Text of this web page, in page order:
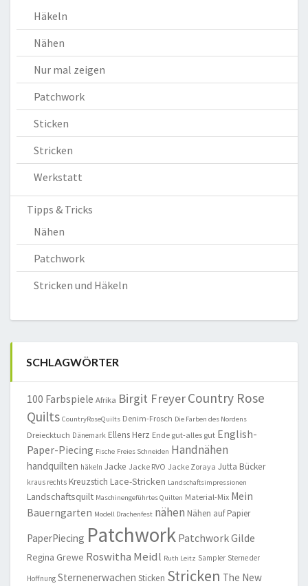
Häkeln
Nähen
Nur mal zeigen
Patchwork
Sticken
Stricken
Werkstatt
Tipps & Tricks
Nähen
Patchwork
Stricken und Häkeln
SCHLAGWÖRTER
100 Farbspiele Afrika Birgit FreyerCountry Rose
Quilts CountryRoseQuilts Denim-Frosch Die Farben des Nordens
Dreiecktuch Dänemark Ellens Herz Ende gut-alles gut English-
Paper-Piecing Fische Freies Schneiden Handnähen
handquilten häkeln Jacke Jacke RVO Jacke Zoraya Jutta Bücker
kraus rechts Kreuzstich Lace-Stricken Landschaftsimpressionen
Landschaftsquilt Maschinengeführtes Quilten Material-Mix Mein
Bauerngarten Modell Drachenfest nähen Nähen auf Papier
PaperPiecing Patchwork Patchwork Gilde
Regina Grewe Roswitha Meidl Ruth Leitz Sampler Sterne der
Hoffnung Sternenerwachen Sticken Stricken The New